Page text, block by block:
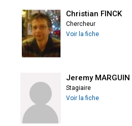
Christian FINCK
Chercheur
Voir la fiche
Jeremy MARGUIN
Stagiaire
Voir la fiche